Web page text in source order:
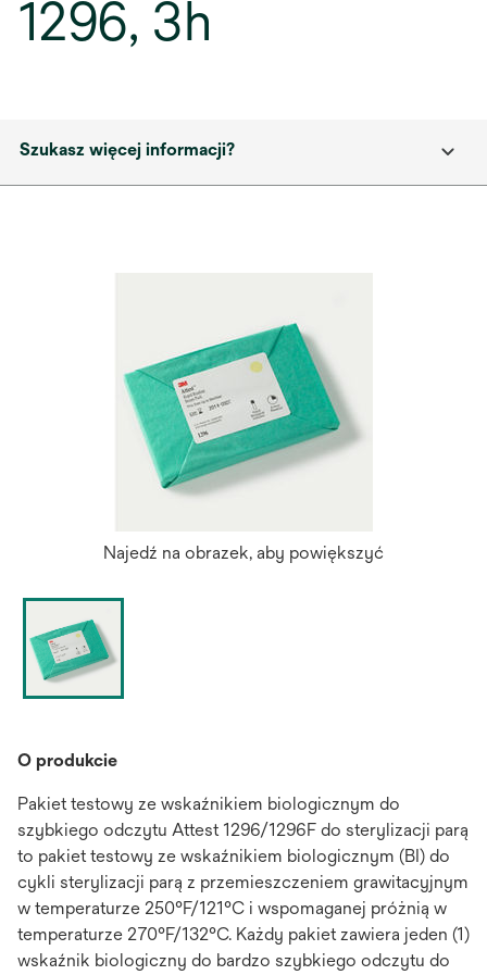
1296, 3h
Szukasz więcej informacji?
Najedź na obrazek, aby powiększyć
O produkcie
Pakiet testowy ze wskaźnikiem biologicznym do
szybkiego odczytu Attest 1296/1296F do sterylizacji parą
to pakiet testowy ze wskaźnikiem biologicznym (BI) do
cykli sterylizacji parą z przemieszczeniem grawitacyjnym
w temperaturze 250°F/121°C i wspomaganej próżnią w
temperaturze 270°F/132°C. Każdy pakiet zawiera jeden (1)
wskaźnik biologiczny do bardzo szybkiego odczytu do